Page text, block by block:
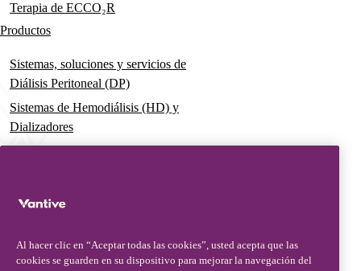
Terapia de ECCO₂R
Productos
Sistemas, soluciones y servicios de
Diálisis Peritoneal (DP)
Sistemas de Hemodiálisis (HD) y
Dializadores
Continua (CRRT)
Al hacer clic en “Aceptar todas las cookies”, usted acepta que las
cookies se guarden en su dispositivo para mejorar la navegación del